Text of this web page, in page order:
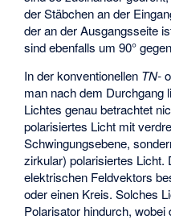
der Stäbchen an der
der an der Ausgangsseite
sind ebenfalls um 90°
In der konventionellen TN-
man nach dem Durchgang
Lichtes genau betrachtet
polarisiertes Licht mit
Schwingungsebene,
zirkular) polarisiertes Licht.
elektrischen Feldvektors
oder einen Kreis. Solches
Polarisator hindurch, wobei